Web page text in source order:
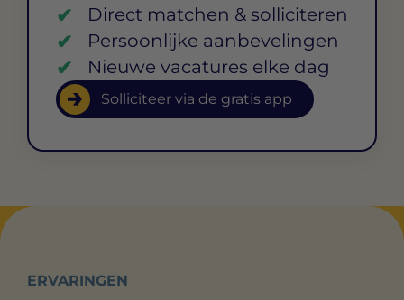
Direct matchen & solliciteren
Persoonlijke aanbevelingen
Nieuwe vacatures elke dag
Solliciteer via de gratis app
ERVARINGEN